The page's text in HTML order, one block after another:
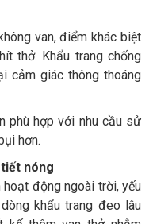
van, điểm khác biệt
thở. Khẩu trang chống
cảm giác thông thoáng
phù hợp với nhu cầu sử
hơn.
nóng
động ngoài trời, yếu
khẩu trang đeo lâu